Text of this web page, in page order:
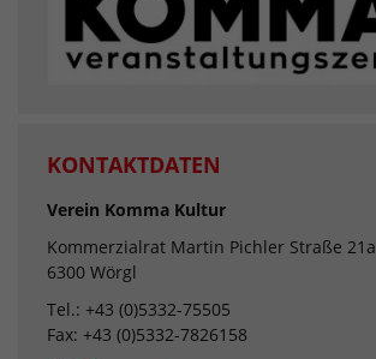
KONTAKTDATEN
Verein Komma Kultur
Kommerzialrat Martin Pichler Straße 21a
6300 Wörgl
Tel.: +43 (0)5332-75505
Fax: +43 (0)5332-7826158